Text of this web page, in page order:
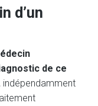
d’un
de ce
indépendamment